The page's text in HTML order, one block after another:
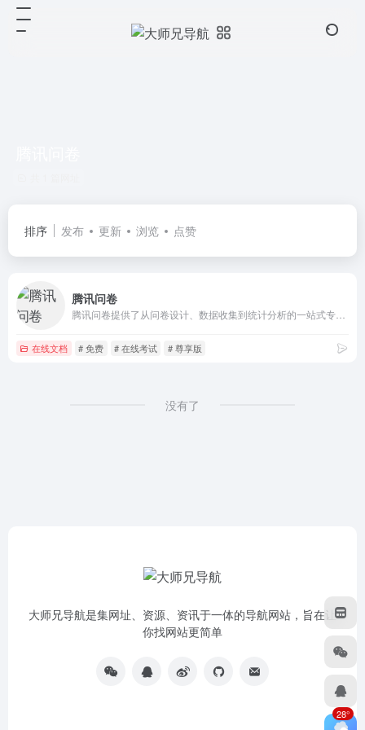
排序 发布 更新 浏览 点赞
腾讯问卷
在线文档 # 免费 # 在线考试 # 尊享版
没有了
大师兄导航是集网址、资源、资讯于一体的导航网站，旨在让
你找网站更简单
28°